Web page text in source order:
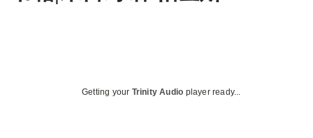
Getting your Trinity Audio player ready...